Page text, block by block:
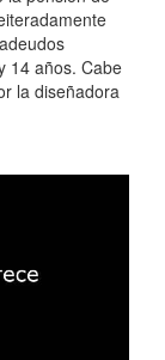
14 años. Cabe
la diseñadora